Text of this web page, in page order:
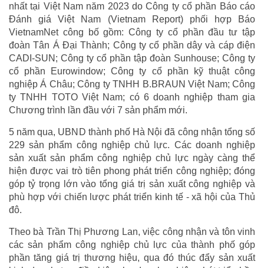
nhất tại Việt Nam năm 2023 do Công ty cổ phần Báo cáo
Đánh giá Việt Nam (Vietnam Report) phối hợp Báo
VietnamNet công bố gồm: Công ty cổ phần đầu tư tập
đoàn Tân Á Đại Thành; Công ty cổ phần dây và cáp điện
CADI-SUN; Công ty cổ phần tập đoàn Sunhouse; Công ty
cổ phần Eurowindow; Công ty cổ phần kỹ thuật công
nghiệp Á Châu; Công ty TNHH B.BRAUN Việt Nam; Công
ty TNHH TOTO Việt Nam; có 6 doanh nghiệp tham gia
Chương trình lần đầu với 7 sản phẩm mới.
5 năm qua, UBND thành phố Hà Nội đã công nhận tổng số
229 sản phẩm công nghiệp chủ lực. Các doanh nghiệp
sản xuất sản phẩm công nghiệp chủ lực ngày càng thể
hiện được vai trò tiên phong phát triển công nghiệp; đóng
góp tỷ trọng lớn vào tổng giá trị sản xuất công nghiệp và
phù hợp với chiến lược phát triển kinh tế - xã hội của Thủ
đô.
Theo bà Trần Thị Phương Lan, việc công nhận và tôn vinh
các sản phẩm công nghiệp chủ lực của thành phố góp
phần tăng giá trị thương hiệu, qua đó thúc đẩy sản xuất